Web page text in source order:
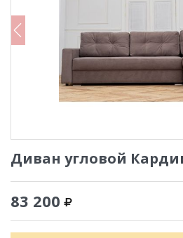
Диван угловой
83 200